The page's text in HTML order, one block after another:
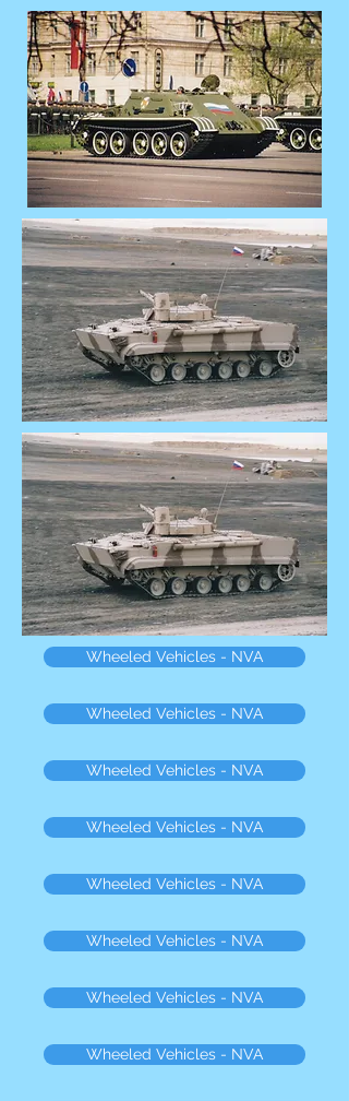
Wheeled Vehicles - NVA
Wheeled Vehicles - NVA
Wheeled Vehicles - NVA
Wheeled Vehicles - NVA
Wheeled Vehicles - NVA
Wheeled Vehicles - NVA
Wheeled Vehicles - NVA
Wheeled Vehicles - NVA